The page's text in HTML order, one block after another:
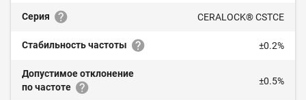
Серия CERALOCK® CSTCE
Стабильность частоты ±0.2%
Допустимое отклонение
по частоте
±0.5%